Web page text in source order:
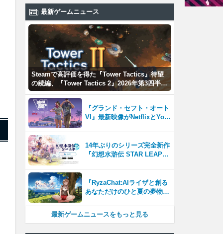
最新ゲームニュース
Steamで高評価を得た『Tower Tactics』待望
の続編、『Tower Tactics 2』2026年第3四半期
に早期アクセス開始
『グランド・セフト・オート
VI』最新映像がNetflixとYou
14年ぶりのシリーズ完全新作
『幻想水滸伝 STAR LEAP』
『RyzaChat:AIライザと創る
あなただけのひと夏の夢物
テムはこれまでにない新鮮な
最新ゲームニュースをもっと見る